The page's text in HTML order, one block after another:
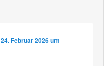
24. Februar 2026 um